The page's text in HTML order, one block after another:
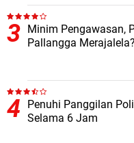
Minim Pengawasan,
Pallangga Merajalela?
Penuhi Panggilan
Selama 6 Jam